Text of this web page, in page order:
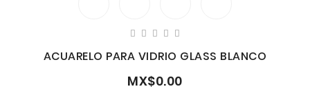
ACUARELO PARA VIDRIO GLASS BLANCO
MX$0.00